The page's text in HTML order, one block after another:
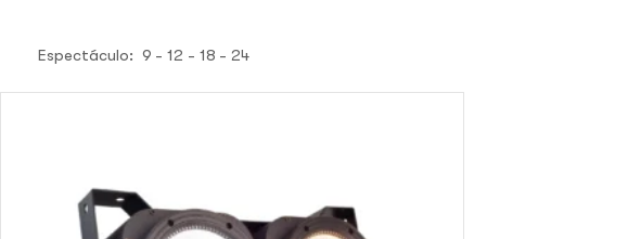
Espectáculo: 9 12 18 24